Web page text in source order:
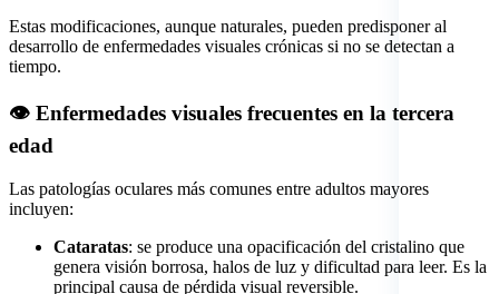
Estas modificaciones, aunque naturales, pueden predisponer al
desarrollo de enfermedades visuales crónicas si no se detectan a
tiempo.
👁️ Enfermedades visuales frecuentes en la tercera
edad
Las patologías oculares más comunes entre adultos mayores
incluyen:
Cataratas: se produce una opacificación del cristalino que
genera visión borrosa, halos de luz y dificultad para leer. Es la
principal causa de pérdida visual reversible.